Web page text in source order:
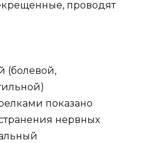
проводят
(болевой,
показано
нервных